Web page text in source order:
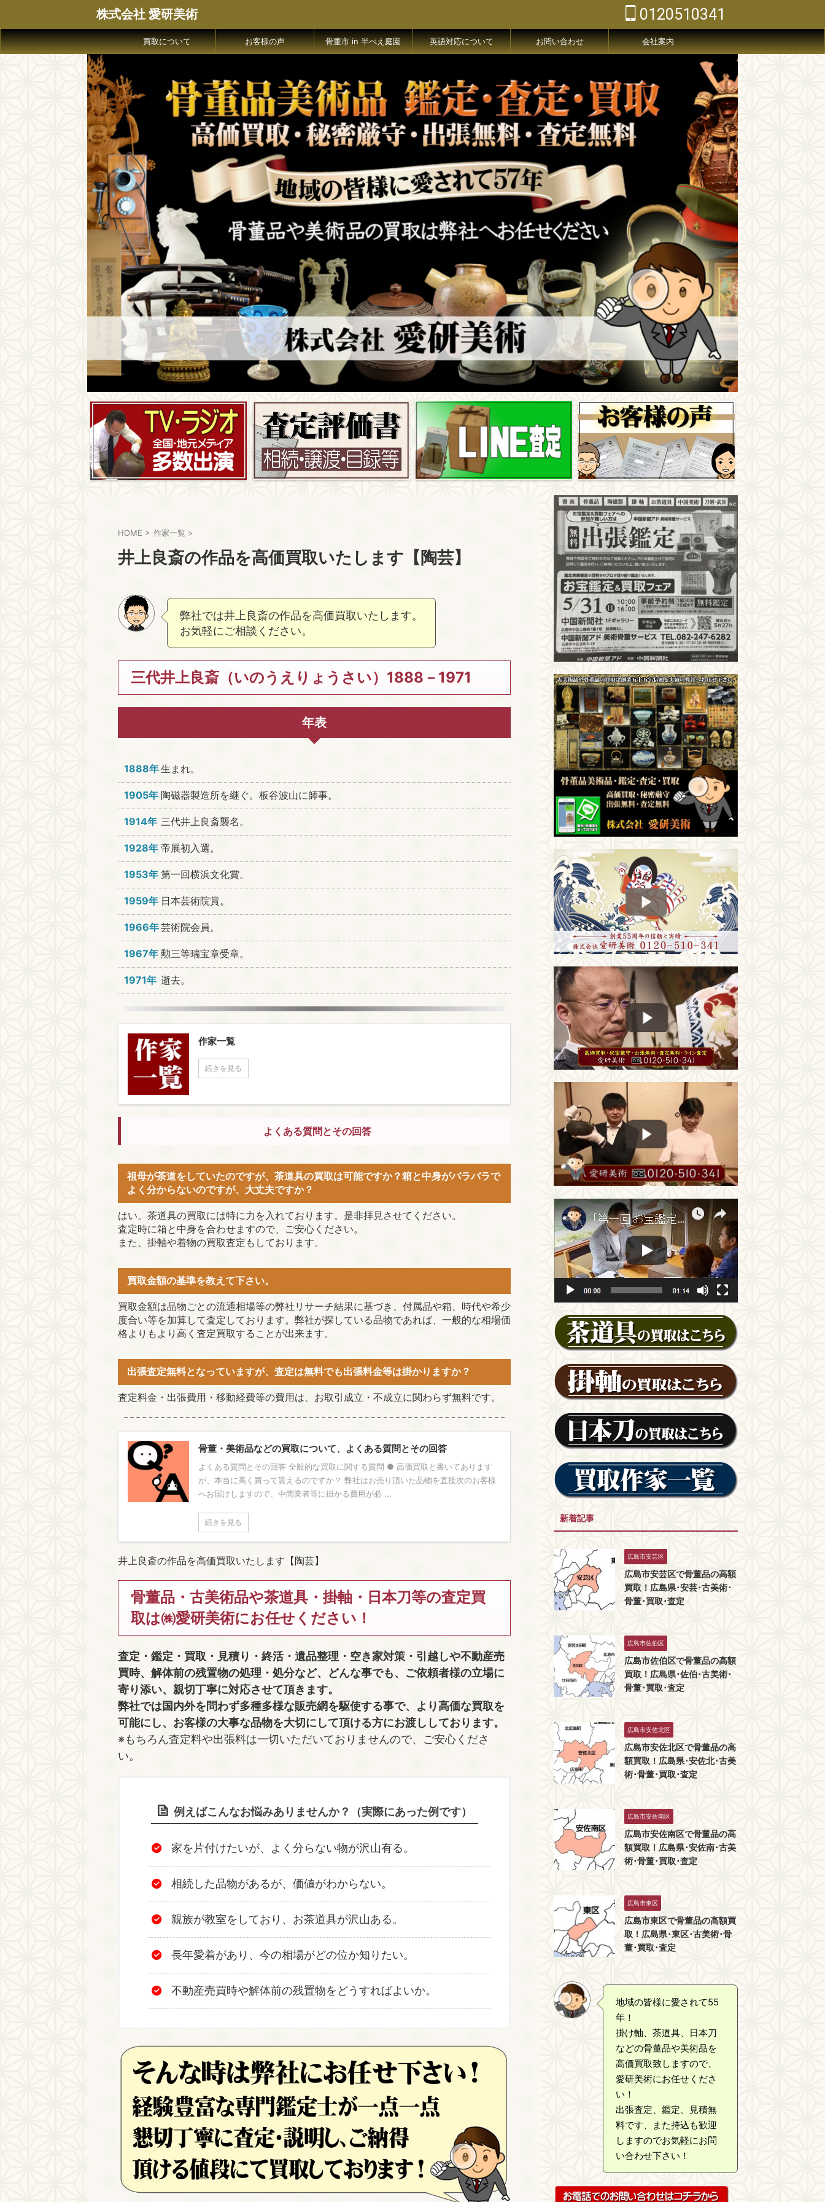
株式会社 愛研美術 0120510341
買取について お客様の声 骨董市 in 半べえ庭園 英語対応について お問い合わせ 会社案内
HOME > 作家一覧 >
井上良斎の作品を高価買取いたします【陶芸】
弊社では井上良斎の作品を高価買取いたします。
お気軽にご相談ください。
三代井上良斎（いのうえりょうさい）1888－1971
年表
1888年生まれ。
1905年 陶磁器製造所を継ぐ。板谷波山に師事。
1914年 三代井上良斎襲名。
1928年 帝展初入選。
1953年 第一回横浜文化賞。
1959年 日本芸術院賞。
1966年芸術院会員。
1967年 勲三等瑞宝章受章。
1971年 逝去。
作家一覧
続きを見る
よくある質問とその回答
祖母が茶道をしていたのですが、茶道具の買取は可能ですか？箱と中身がバラバラで
よく分からないのですが、大丈夫ですか？
はい。茶道具の買取には特に力を入れております。是非拝見させてください。
査定時に箱と中身を合わせますので、ご安心ください。
また、掛軸や着物の買取査定もしております。
買取金額の基準を教えて下さい。
買取金額は品物ごとの流通相場等の弊社リサーチ結果に基づき、付属品や箱、時代や希少
度合い等を加算して査定しております。弊社が探している品物であれば、一般的な相場価
格よりもより高く査定買取することが出来ます。
出張査定無料となっていますが、査定は無料でも出張料金等は掛かりますか？
査定料金・出張費用・移動経費等の費用は、お取引成立・不成立に関わらず無料です。
骨董・美術品などの買取について、よくある質問とその回答
よくある質問とその回答 全般的な買取に関する質問 ● 高価買取と書いてあります
が、本当に高く買って貰えるのですか？ 弊社はお売り頂いた品物を直接次のお客様
へお届けしますので、中間業者等に掛かる費用が必 ...
続きを見る
井上良斎の作品を高価買取いたします【陶芸】
骨董品・古美術品や茶道具・掛軸・日本刀等の査定買
取は㈱愛研美術にお任せください！
査定・鑑定・買取・見積り・終活・遺品整理・空き家対策・引越しや不動産売
買時、解体前の残置物の処理・処分など、どんな事でも、 ご依頼者様の立場に
寄り添い、親切丁寧に対応させて頂きます。
弊社では国内外を問わず多種多様な販売網を駆使する事で、より高価な買取を
可能にし、お客様の大事な品物を大切にして頂ける方にお渡ししております。
※もちろん査定料や出張料は一切いただいておりませんので、ご安心くださ
い。
例えばこんなお悩みありませんか？（実際にあった例です）
家を片付けたいが、よく分らない物が沢山有る。
相続した品物があるが、価値がわからない。
親族が教室をしており、お茶道具が沢山ある。
長年愛着があり、今の相場がどの位か知りたい。
不動産売買時や解体前の残置物をどうすればよいか。
新着記事
広島市安芸区
広島市安芸区で骨董品の高額
買取！広島県･安芸･古美術･
骨董･買取･査定
広島市佐伯区
広島市佐伯区で骨董品の高額
買取！広島県･佐伯･古美術･
骨董･買取･査定
広島市安佐北区
広島市安佐北区で骨董品の高
額買取！広島県･安佐北･古美
術･骨董･買取･査定
広島市安佐南区
広島市安佐南区で骨董品の高
額買取！広島県･安佐南･古美
術･骨董･買取･査定
広島市東区
広島市東区で骨董品の高額買
取！広島県･東区･古美術･骨
董･買取･査定
地域の皆様に愛されて55
年！
掛け軸、茶道具、日本刀
などの骨董品や美術品を
高価買取致しますので、
愛研美術にお任せくださ
い！
出張査定、鑑定、見積無
料です、また持込も歓迎
しますのでお気軽にお問
い合わせ下さい！